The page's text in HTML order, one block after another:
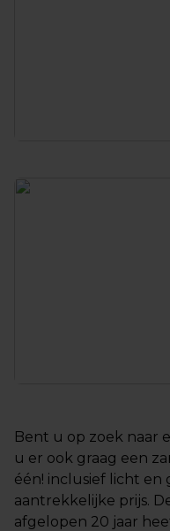
Bent u op zoek naar
u er ook graag een
één! inclusief licht
aantrekkelijke prijs.
afgelopen 20 jaar